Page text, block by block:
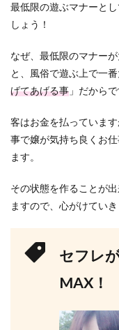
最低限の遊ぶマナーと
しょう！
なぜ、最低限のマナー
と、風俗で遊ぶ上で一
げてあげる事 」だからで
客はお金を払っていま
事で嬢が気持ち良くお
ます。
その状態を作ることが
ますので、心がけていき
セフレ
MAX！